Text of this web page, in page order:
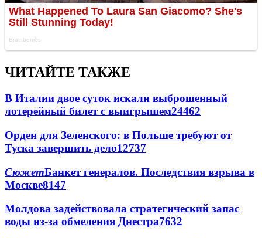
ЧИТАЙТЕ ТАКЖЕ
В Италии двое суток искали выброшенный
лотерейный билет с выигрышем24462
Орден для Зеленского: в Польше требуют от
Туска завершить дело12737
СюжетБанкет генералов. Последствия взрыва в
Москве8147
Молдова задействовала стратегический запас
воды из-за обмеления Днестра7632